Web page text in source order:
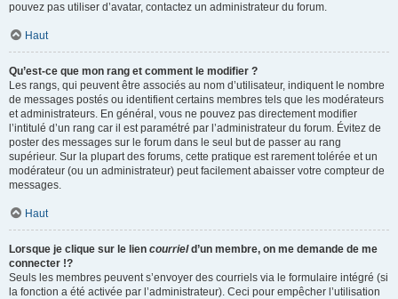
pouvez pas utiliser d’avatar, contactez un administrateur du forum.
Haut
Qu’est-ce que mon rang et comment le modifier ?
Les rangs, qui peuvent être associés au nom d’utilisateur, indiquent le nombre
de messages postés ou identifient certains membres tels que les modérateurs
et administrateurs. En général, vous ne pouvez pas directement modifier
l’intitulé d’un rang car il est paramétré par l’administrateur du forum. Évitez de
poster des messages sur le forum dans le seul but de passer au rang
supérieur. Sur la plupart des forums, cette pratique est rarement tolérée et un
modérateur (ou un administrateur) peut facilement abaisser votre compteur de
messages.
Haut
Lorsque je clique sur le lien courrield’un membre, on me demande de me
connecter !?
Seuls les membres peuvent s’envoyer des courriels via le formulaire intégré (si
la fonction a été activée par l’administrateur). Ceci pour empêcher l’utilisation